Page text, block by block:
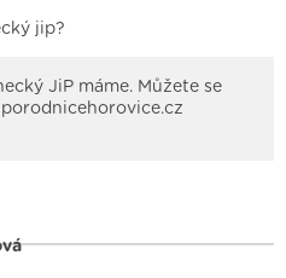
jip?
JiP máme. Můžete se